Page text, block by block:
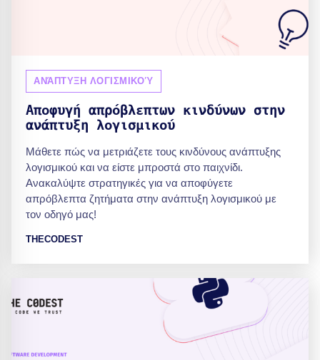
ΑΝΆΠΤΥΞΗ ΛΟΓΙΣΜΙΚΟΎ
Αποφυγή απρόβλεπτων κινδύνων στην
ανάπτυξη λογισμικού
Μάθετε πώς να μετριάζετε τους κινδύνους ανάπτυξης
λογισμικού και να είστε μπροστά στο παιχνίδι.
Ανακαλύψτε στρατηγικές για να αποφύγετε
απρόβλεπτα ζητήματα στην ανάπτυξη λογισμικού με
τον οδηγό μας!
THECODEST